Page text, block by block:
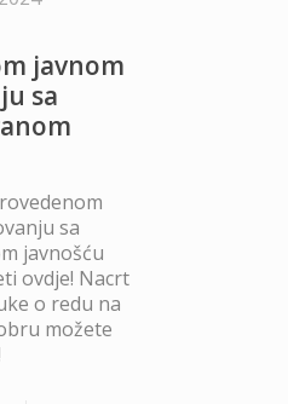
javnom
sa
sa
javnošću
ovdje! Nacrt
o redu na
možete